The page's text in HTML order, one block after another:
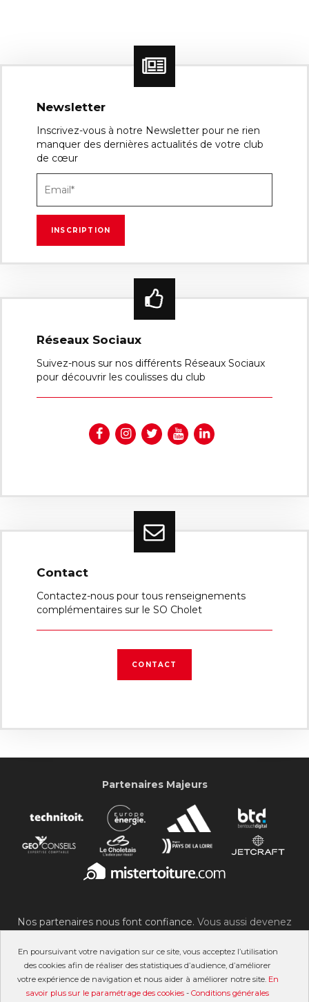
En poursuivant votre navigation sur ce site, vous acceptez l’utilisation
des cookies afin de réaliser des statistiques d’audience, d’améliorer
votre expérience de navigation et nous aider à améliorer notre site. En
savoir plus sur le paramétrage des cookies - Conditions générales
Newsletter
Inscrivez-vous à notre Newsletter pour ne rien
manquer des dernières actualités de votre club
de cœur
Réseaux Sociaux
Suivez-nous sur nos différents Réseaux Sociaux
pour découvrir les coulisses du club
Contact
Contactez-nous pour tous renseignements
complémentaires sur le SO Cholet
CONTACT
Partenaires Majeurs
Nos partenaires nous font confiance. Vous aussi devenez